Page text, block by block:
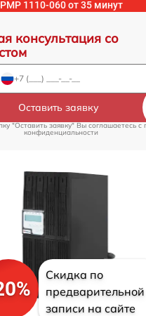
1110-060 от 35 минут
консультация со
Оставить заявку
"Оставить заявку" Вы соглашаетесь c
конфиденциальности
Скидка по
предварительной
записи на сайте